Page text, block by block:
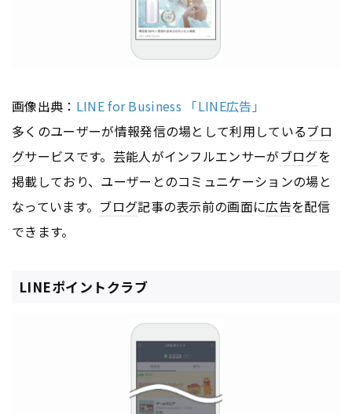
画像出典： LINE for Business 「LINE広告」
多くのユーザーが情報発信の場として利用しているブロ
グサービスです。芸能人がインフルエンサーがブログを
掲載しており、ユーザーとのコミュニケーションの場と
なっています。 ブログ記事の表示前の画面に広告を配信
できます。
LINEポイントクラブ